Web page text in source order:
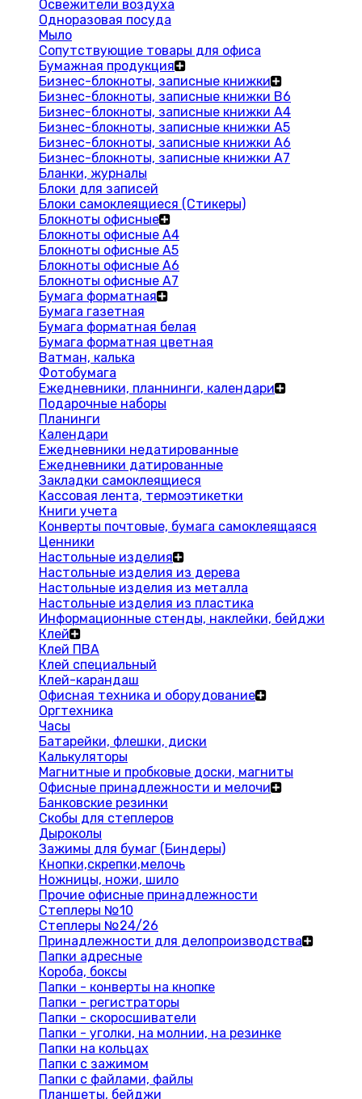
Освежители воздуха
Одноразовая посуда
Мыло
Сопутствующие товары для офиса
Бумажная продукция
Бизнес-блокноты, записные книжки
Бизнес-блокноты, записные книжки В6
Бизнес-блокноты, записные книжки A4
Бизнес-блокноты, записные книжки А5
Бизнес-блокноты, записные книжки А6
Бизнес-блокноты, записные книжки А7
Бланки, журналы
Блоки для записей
Блоки самоклеящиеся (Стикеры)
Блокноты офисные
Блокноты офисные A4
Блокноты офисные A5
Блокноты офисные A6
Блокноты офисные A7
Бумага форматная
Бумага газетная
Бумага форматная белая
Бумага форматная цветная
Ватман, калька
Фотобумага
Ежедневники, планнинги, календари
Подарочные наборы
Планинги
Календари
Ежедневники недатированные
Ежедневники датированные
Закладки самоклеящиеся
Кассовая лента, термоэтикетки
Книги учета
Конверты почтовые, бумага самоклеящаяся
Ценники
Настольные изделия
Настольные изделия из дерева
Настольные изделия из металла
Настольные изделия из пластика
Информационные стенды, наклейки, бейджи
Клей
Клей ПВА
Клей специальный
Клей-карандаш
Офисная техника и оборудование
Оргтехника
Часы
Батарейки, флешки, диски
Калькуляторы
Магнитные и пробковые доски, магниты
Офисные принадлежности и мелочи
Банковские резинки
Скобы для степлеров
Дыроколы
Зажимы для бумаг (Биндеры)
Кнопки,скрепки,мелочь
Ножницы, ножи, шило
Прочие офисные принадлежности
Степлеры №10
Степлеры №24/26
Принадлежности для делопроизводства
Папки адресные
Короба, боксы
Папки - конверты на кнопке
Папки - регистраторы
Папки - скоросшиватели
Папки - уголки, на молнии, на резинке
Папки на кольцах
Папки с зажимом
Папки с файлами, файлы
Планшеты, бейджи